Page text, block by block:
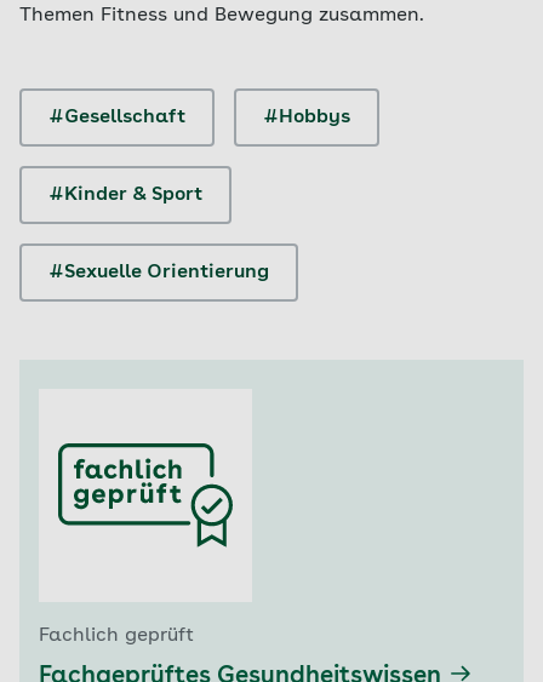
Themen Fitness und Bewegung zusammen.
#Gesellschaft #Hobbys
#Kinder & Sport
#Sexuelle Orientierung
Fachlich geprüft
Fachgeprüftes Gesundheitswissen